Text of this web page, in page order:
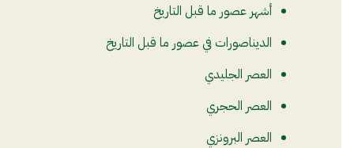
أشهر عصور ما قبل التاريخ
الديناصورات في عصور ما قبل التاريخ
العصر الجليدي
العصر الحجري
العصر البرونزي